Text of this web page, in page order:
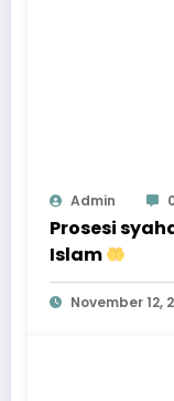
Admin
Prosesi
Islam
November 12,